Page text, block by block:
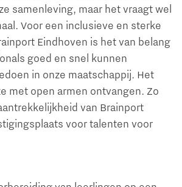
samenleving, maar het vraagt wel
Voor een inclusieve en sterke
Eindhoven is het van belang
goed en snel kunnen
in onze maatschappij. Het
met open armen ontvangen. Zo
van Brainport
voor talenten voor